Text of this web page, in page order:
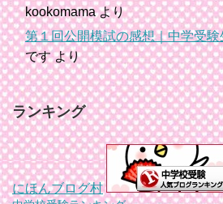
kookomamaより
第１回公開模試の感想｜中学受
ですより
ランキング
にほんブログ村